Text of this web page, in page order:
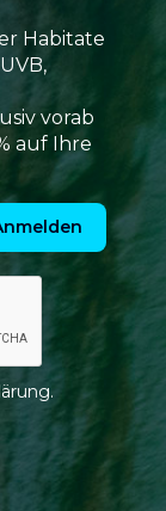
Habitate
vorab
auf Ihre
.